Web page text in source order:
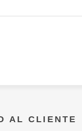
AL CLIENTE